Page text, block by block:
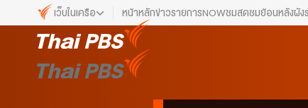
เว็บในเครือ
เว็บไซต์ในเครือ
ALTV
หน้าหลักข่าวรายการNOWชมสดชมย้อนหลังผัง